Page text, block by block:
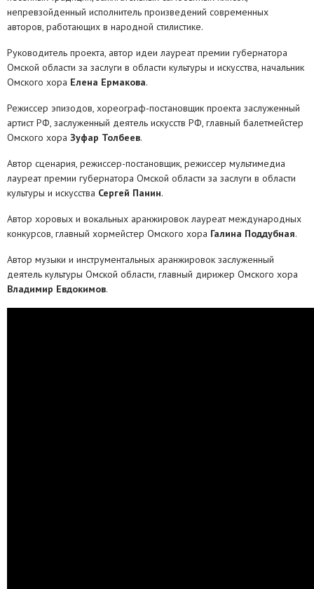
непревзойденный исполнитель произведений современных
авторов, работающих в народной стилистике.
Руководитель проекта, автор идеи лауреат премии губернатора
Омской области за заслуги в области культуры и искусства, начальник
Омского хора Елена Ермакова.
Режиссер эпизодов, хореограф-постановщик проекта заслуженный
артист РФ, заслуженный деятель искусств РФ, главный балетмейстер
Омского хора Зуфар Толбеев.
Автор сценария, режиссер-постановщик, режиссер мультимедиа
лауреат премии губернатора Омской области за заслуги в области
культуры и искусства Сергей Панин.
Автор хоровых и вокальных аранжировок лауреат международных
конкурсов, главный хормейстер Омского хора Галина Поддубная.
Автор музыки и инструментальных аранжировок заслуженный
деятель культуры Омской области, главный дирижер Омского хора
Владимир Евдокимов.